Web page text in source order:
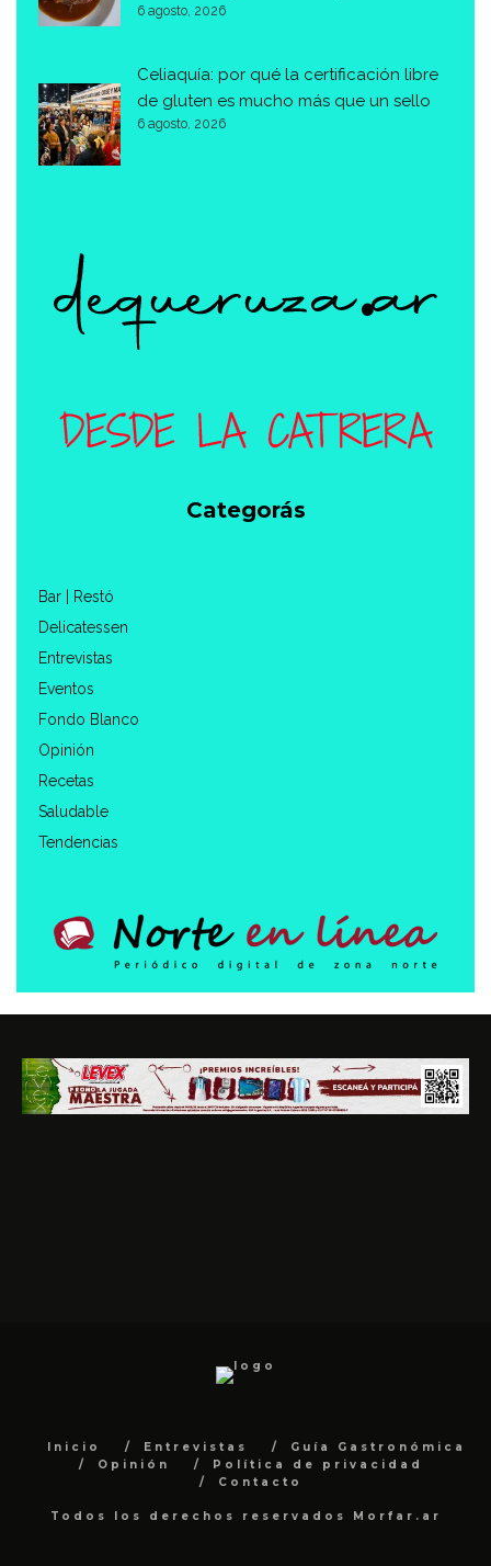
6 agosto, 2026
Celiaquía: por qué la certificación libre
de gluten es mucho más que un sello
6 agosto, 2026
Categorás
Bar | Restó
Delicatessen
Entrevistas
Eventos
Fondo Blanco
Opinión
Recetas
Saludable
Tendencias
Inicio Entrevistas
Guía Gastronómica
Opinión
Política de privacidad
Contacto
Todos los derechos reservados Morfar.ar